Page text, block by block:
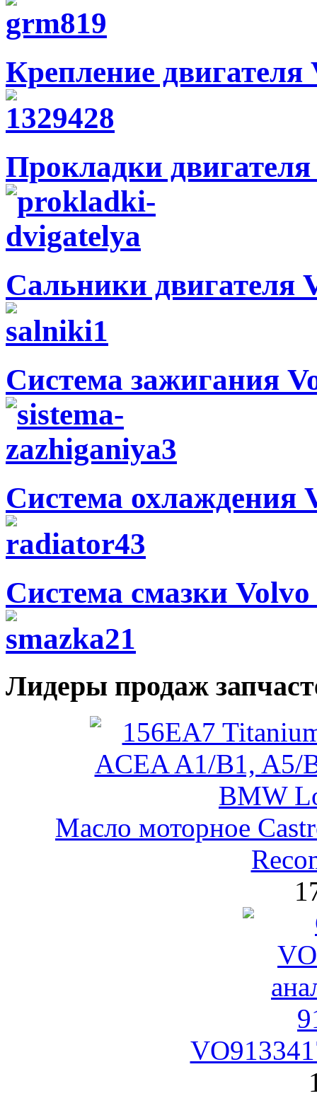
Крепление двигателя
Прокладки
Сальники двигателя
Система зажигания
Система охлаждения
Система смазки Volvo
Лидеры продаж
Масло моторное